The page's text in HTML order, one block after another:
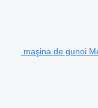
maşina de gunoi